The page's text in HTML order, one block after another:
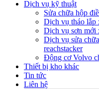
Dịch vụ kỹ thuật
Sửa chữa hộp
Dịch vụ tháo lắp
Dịch vụ sơn mới
Dịch vụ sửa
reachstacker
Động cơ Volvo
Thiết bị kho khác
Tin tức
Liên hệ